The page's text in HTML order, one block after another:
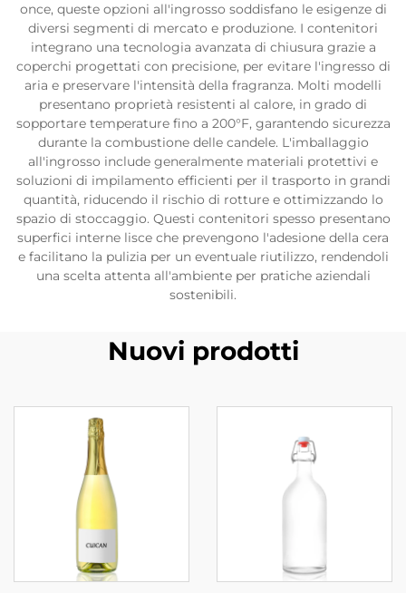
once, queste opzioni all'ingrosso soddisfano le esigenze di
diversi segmenti di mercato e produzione. I contenitori
integrano una tecnologia avanzata di chiusura grazie a
coperchi progettati con precisione, per evitare l'ingresso di
aria e preservare l'intensità della fragranza. Molti modelli
presentano proprietà resistenti al calore, in grado di
sopportare temperature fino a 200°F, garantendo sicurezza
durante la combustione delle candele. L'imballaggio
all'ingrosso include generalmente materiali protettivi e
soluzioni di impilamento efficienti per il trasporto in grandi
quantità, riducendo il rischio di rotture e ottimizzando lo
spazio di stoccaggio. Questi contenitori spesso presentano
superfici interne lisce che prevengono l'adesione della cera
e facilitano la pulizia per un eventuale riutilizzo, rendendoli
una scelta attenta all'ambiente per pratiche aziendali
sostenibili.
Nuovi prodotti